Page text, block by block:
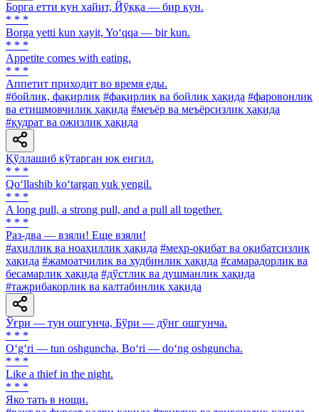
Борга етти кун хайит, Йўққа — бир кун.
* * *
Borga yetti kun xayit, Yo‘qqa — bir kun.
* * *
Appetite comes with eating.
* * *
Аппетит приходит во время еды.
#бойлик, фақирлик #фақирлик ва бойлик ҳақида #фаровонлик
ва етишмовчилик ҳақида #меъёр ва меъёрсизлик ҳақида
#қудрат ва ожизлик ҳақида
Қўллашиб кўтарган юк енгил.
* * *
Qo‘llashib ko‘targan yuk yengil.
* * *
A long pull, a strong pull, and a pull all together.
* * *
Раз-два — взяли! Еще взяли!
#аҳиллик ва ноаҳиллик ҳақида #меҳр-оқибат ва оқибатсизлик
ҳақида #жамоатчилик ва худбинлик ҳақида #самарадорлик ва
бесамарлик ҳақида #дўстлик ва душманлик ҳақида
#тажрибакорлик ва калтабинлик ҳақида
Ўғри — тун ошгунча, Бўри — дўнг ошгунча.
* * *
O‘g‘ri — tun oshguncha, Bo‘ri — do‘ng oshguncha.
* * *
Like a thief in the night.
* * *
Яко тать в нощи.